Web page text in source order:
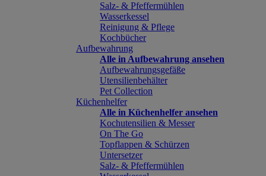
Salz- & Pfeffermühlen
Wasserkessel
Reinigung & Pflege
Kochbücher
Aufbewahrung
Alle in Aufbewahrung ansehen
Aufbewahrungsgefäße
Utensilienbehälter
Pet Collection
Küchenhelfer
Alle in Küchenhelfer ansehen
Kochutensilien & Messer
On The Go
Topflappen & Schürzen
Untersetzer
Salz- & Pfeffermühlen